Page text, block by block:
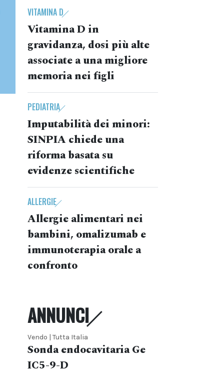
VITAMINA D
Vitamina D in
gravidanza, dosi più alte
associate a una migliore
memoria nei figli
PEDIATRIA
Imputabilità dei minori:
SINPIA chiede una
riforma basata su
evidenze scientifiche
ALLERGIE
Allergie alimentari nei
bambini, omalizumab e
immunoterapia orale a
confronto
ANNUNCI
Vendo | Tutta Italia
Sonda endocavitaria Ge
IC5-9-D